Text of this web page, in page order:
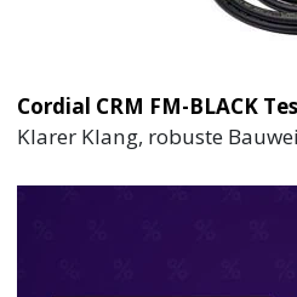
Cordial CRM FM-BLACK
Klarer Klang, robuste